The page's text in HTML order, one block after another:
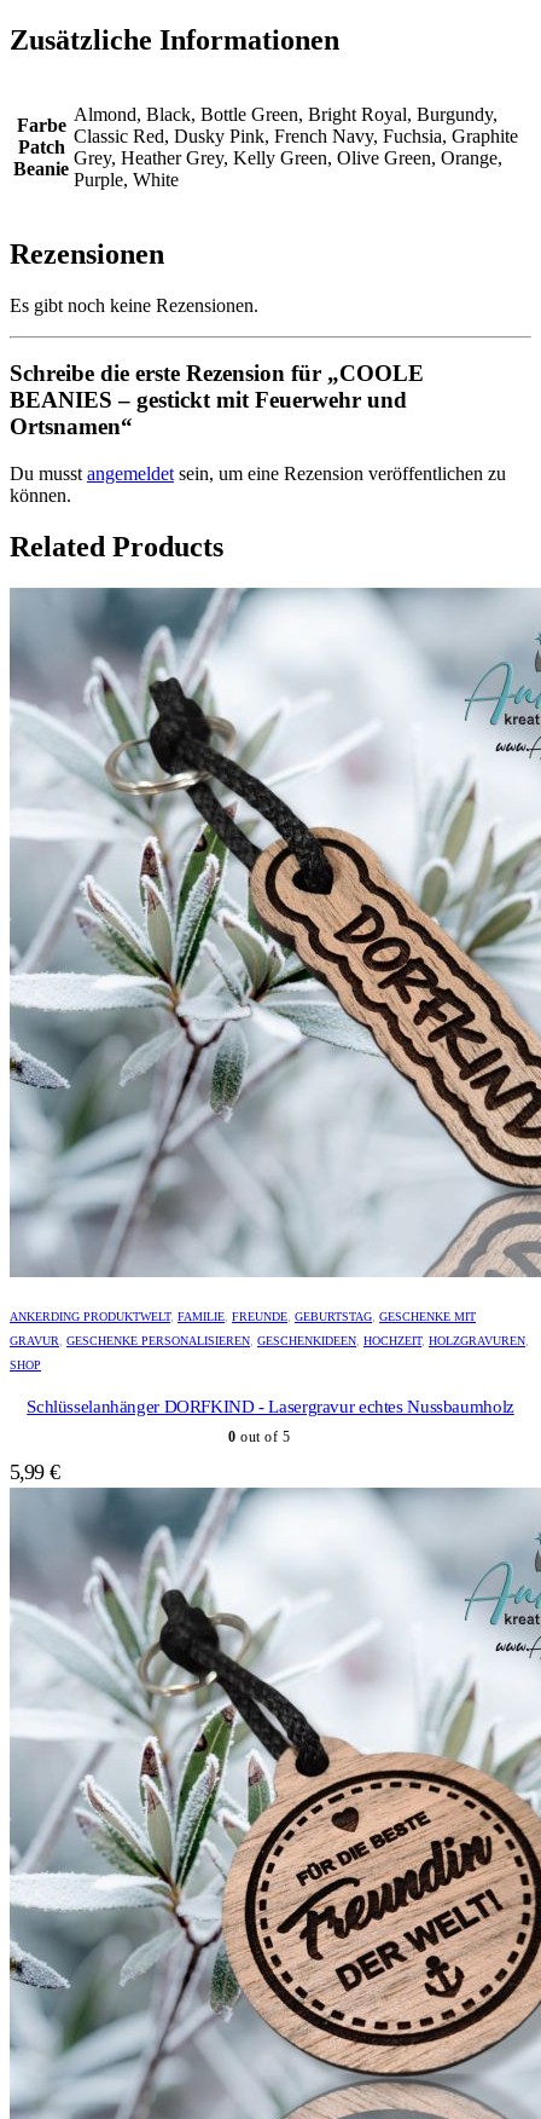
Zusätzliche Informationen
Farbe
Patch
Beanie
Almond, Black, Bottle Green, Bright Royal, Burgundy,
Classic Red, Dusky Pink, French Navy, Fuchsia, Graphite
Grey, Heather Grey, Kelly Green, Olive Green, Orange,
Purple, White
Rezensionen
Es gibt noch keine Rezensionen.
Schreibe die erste Rezension für „COOLE
BEANIES – gestickt mit Feuerwehr und
Ortsnamen“
Du musst angemeldet sein, um eine Rezension veröffentlichen zu
können.
Related Products
ANKERDING PRODUKTWELT, FAMILIE FREUNDE GEBURTSTAG GESCHENKE MIT
GRAVUR
GESCHENKE PERSONALISIEREN GESCHENKIDEEN HOCHZEIT, HOLZGRAVUREN
SHOP
Schlüsselanhänger DORFKIND - Lasergravur echtes Nussbaumholz
0 out of 5
5,99 €